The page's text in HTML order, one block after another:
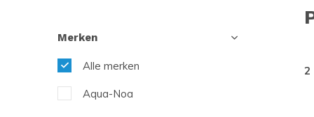
2
Merken
Alle merken
Aqua-Noa